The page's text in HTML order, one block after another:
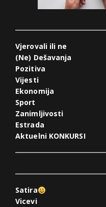
Vjerovali ili ne
(Ne) Dešavanja
Pozitiva
Vijesti
Ekonomija
Sport
Zanimljivosti
Estrada
Aktuelni KONKURSI
Satira
Vicevi